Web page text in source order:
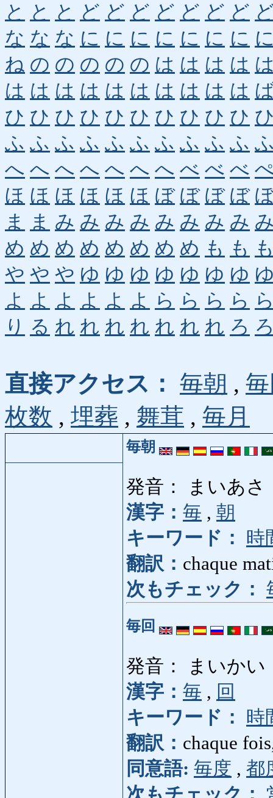
と と と ど ど ど ど ど ど ど
な な な に に に に に に に
ね の の の の の は は は は
は は は は は は は は は は
ひ ひ ひ ひ ひ ひ ひ ひ ひ ひ
ふ ふ ふ ふ ふ ふ ふ ふ ふ ふ
へ へ へ へ へ へ へ べ べ べ
ほ ほ ほ ほ ほ ほ ぼ ぼ ぼ ぼ
ま
ま み み み み み み み み
め め め め め め め め も も
や や や ゆ ゆ ゆ ゆ ゆ ゆ ゆ
よ よ よ よ よ よ ら ら ら ら
り る れ れ れ れ れ れ れ ろ
直接アクセス： 毎朝 ,
枚数 , 埋葬 , 舞茸 , 毎月
毎朝
発音： まいあさ
漢字： 毎 , 朝
キーワード：
時
翻訳： chaque
次もチェック：
毎回
発音： まいかい
漢字： 毎 , 回
キーワード：
時
翻訳： chaque
同意語: 毎度 , 都